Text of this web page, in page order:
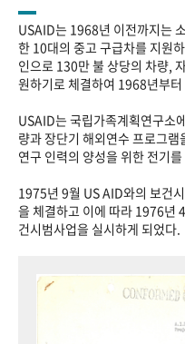
USAID는 1968년 이전까지는
한 10대의 중고 구급차를 지원
인으로 130만 불 상당의 차량,
원하기로 체결하여 1968년부터
USAID는 국립가족계획연구소
량과 장단기 해외연수 프로그
연구 인력의 양성을 위한 전기를
1975년 9월 US AID와의 보건
을 체결하고 이에 따라 1976년
건시범사업을 실시하게 되었다.